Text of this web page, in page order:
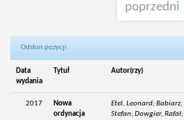
poprzedni
Odsłon pozycji:
Data
wydania
Tytuł Autor(rzy)
2017
Nowa
ordynacja
Etel, Leonard; Babiarz,
Stefan; Dowgier, Rafał;